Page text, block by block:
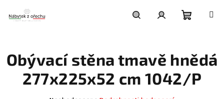
obsah
košík
Obývací stěna tmavě hnědá
277x225x52 cm 1042/P